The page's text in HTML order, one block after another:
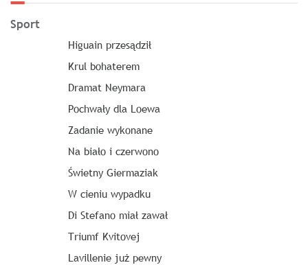
Sport
Higuain przesądził
Krul bohaterem
Dramat Neymara
Pochwały dla Loewa
Zadanie wykonane
Na biało i czerwono
Świetny Giermaziak
W cieniu wypadku
Di Stefano miał zawał
Triumf Kvitovej
Lavillenie już pewny